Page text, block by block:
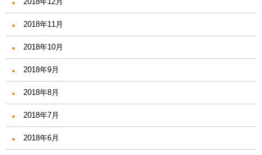
2018年11月
2018年10月
2018年9月
2018年8月
2018年7月
2018年6月